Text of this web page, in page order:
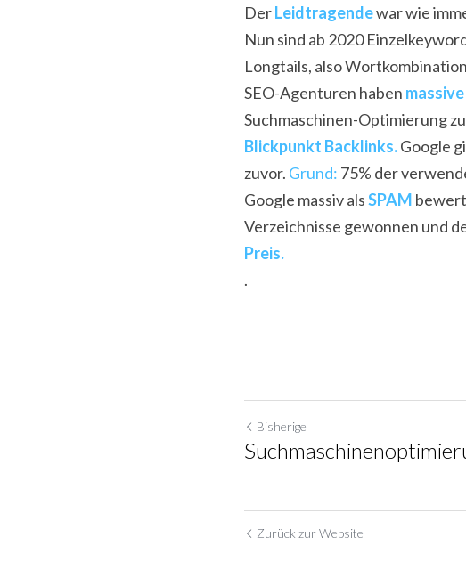
Der Leidtragende war wie
Nun sind ab 2020
Longtails, also
SEO-Agenturen haben
Suchmaschinen-Optimierung zu
Blickpunkt Backlinks. Google
zuvor. Grund: 75% der
Google massiv als SPAM
Verzeichnisse gewonnen und
Preis.
.
Bisherige
Zurück zur Website